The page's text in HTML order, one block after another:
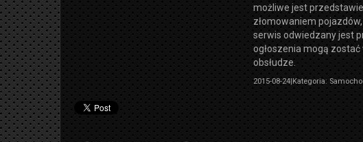
możliwe jest
złomowaniem
serwis odwiedzany jest
ogłoszenia mogą
obsłudze.
2015-08-24|Kategoria: